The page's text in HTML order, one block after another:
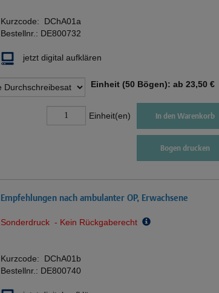
Kurzcode: DChA01a
Bestellnr.: DE800732
jetzt digital aufklären
Einheit (50 Bögen): ab 23,50 €
Einheit(en) In den Warenkorb
Bogen drucken
Empfehlungen nach ambulanter OP, Erwachsene
Sonderdruck - Kein Rückgaberecht
Kurzcode: DChA01b
Bestellnr.: DE800740